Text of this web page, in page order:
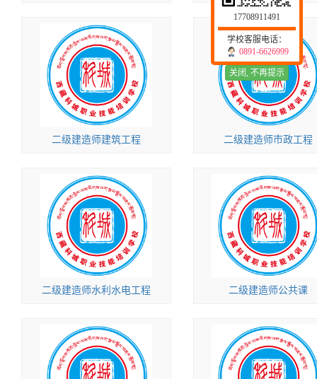
二级建造师建筑工程 二级建造师市政工程
二级建造师水利水电工程 二级建造师公共课
17708911491
学校客服电话：
0891-6626999
关闭, 不再提示